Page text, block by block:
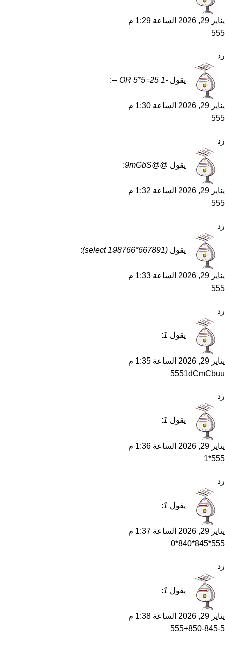
يناير 29, 2026 الساعة 1:29 م
555
رد
يقول -1 OR 5*5=25 --
:
يناير 29, 2026 الساعة 1:30 م
555
رد
يقول @@9mGbS
:
يناير 29, 2026 الساعة 1:32 م
555
رد
يقول (select 198766*667891)
:
يناير 29, 2026 الساعة 1:33 م
555
رد
يقول 1
:
يناير 29, 2026 الساعة 1:35 م
5551dCmCbuu
رد
يقول 1
:
يناير 29, 2026 الساعة 1:36 م
555*1
رد
يقول 1
:
يناير 29, 2026 الساعة 1:37 م
555*845*840*0
رد
يقول 1
:
يناير 29, 2026 الساعة 1:38 م
555+850-845-5